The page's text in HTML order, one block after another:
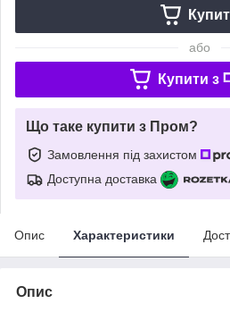
або
Купити з
Що таке купити з Пром?
Замовлення під захистом
Доступна доставка
Опис Характеристики
Опис